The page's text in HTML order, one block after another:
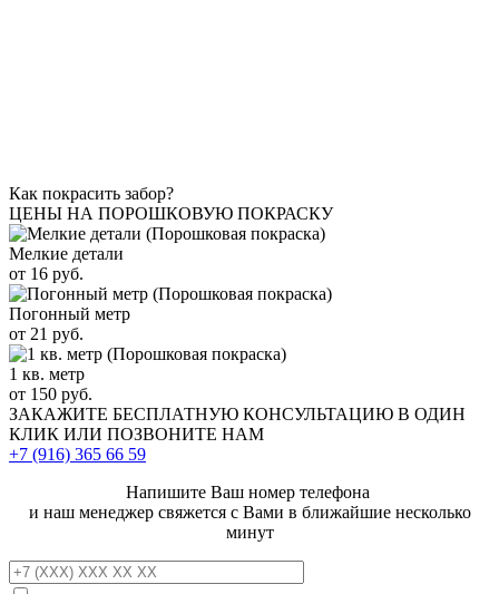
Как покрасить забор?
ЦЕНЫ НА ПОРОШКОВУЮ ПОКРАСКУ
Мелкие детали
от 16 руб.
Погонный метр
от 21 руб.
1 кв. метр
от 150 руб.
ЗАКАЖИТЕ БЕСПЛАТНУЮ КОНСУЛЬТАЦИЮ В ОДИН
КЛИК ИЛИ ПОЗВОНИТЕ НАМ
+7 (916) 365 66 59
Напишите Ваш номер телефона
и наш менеджер свяжется с Вами в ближайшие несколько
минут